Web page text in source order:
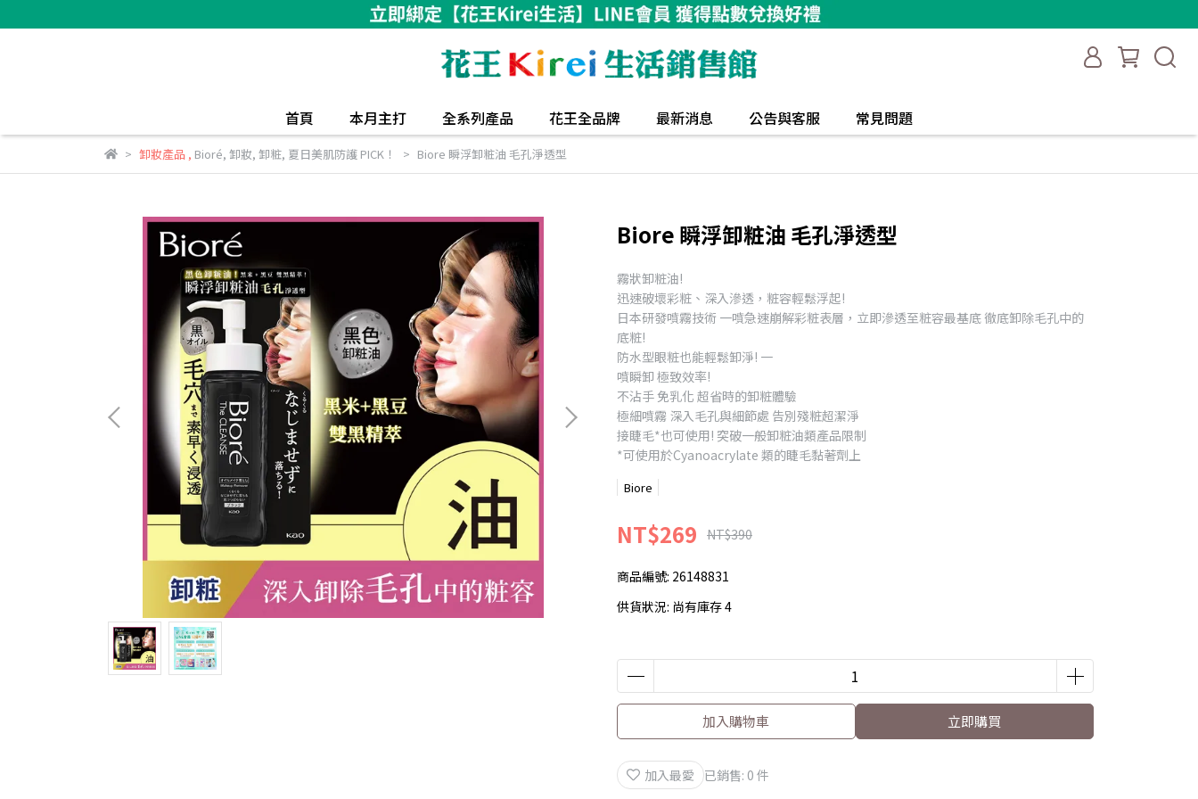
首頁 本月主打 全系列產品 花王全品牌 最新消息 公告與客服 常見問題
卸妝產品, Bioré, 卸妝, 卸粧, 夏日美肌防護 PICK！ Biore 瞬浮卸粧油 毛孔淨透型
Biore 瞬浮卸粧油 毛孔淨透型
霧狀卸粧油!
迅速破壞彩粧、深入滲透，粧容輕鬆浮起!
日本研發噴霧技術 一噴急速崩解彩粧表層，立即滲透至粧容最基底 徹底卸除毛孔中的
底粧!
防水型眼粧也能輕鬆卸淨! 一
噴瞬卸 極致效率!
不沾手 免乳化 超省時的卸粧體驗
極細噴霧 深入毛孔與細節處 告別殘粧超潔淨
接睫毛*也可使用! 突破一般卸粧油類產品限制
*可使用於Cyanoacrylate 類的睫毛黏著劑上
Biore
NT$269 NT$390
商品編號: 26148831
供貨狀況: 尚有庫存 4
加入購物車 立即購買
加入最愛 已銷售: 0 件